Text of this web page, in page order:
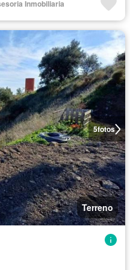
Inmobiliaria
5fotos
Terreno